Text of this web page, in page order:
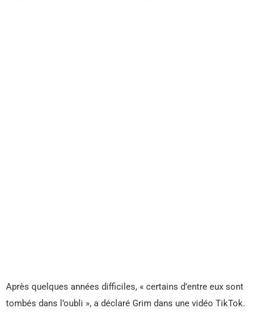
Après quelques années difficiles, « certains d’entre eux sont
tombés dans l’oubli », a déclaré Grim dans une vidéo TikTok.